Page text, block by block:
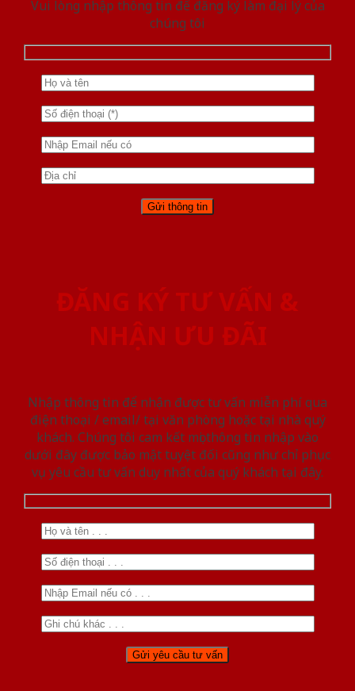
Vui lòng nhập thông tin để đăng ký làm đại lý của
chúng tôi
ĐĂNG KÝ TƯ VẤN &
NHẬN ƯU ĐÃI
Nhập thông tin để nhận được tư vấn miễn phí qua
điện thoại / email/ tại văn phòng hoặc tại nhà quý
khách. Chúng tôi cam kết mọi thông tin nhập vào
dưới đây được bảo mật tuyệt đối cũng như chỉ phục
vụ yêu cầu tư vấn duy nhất của quý khách tại đây.